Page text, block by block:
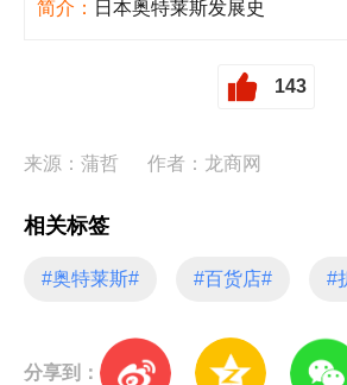
简介： 日本奥特莱斯发展史
143
来源：蒲哲 作者：龙商网
相关标签
#奥特莱斯# #百货店# #
分享到：